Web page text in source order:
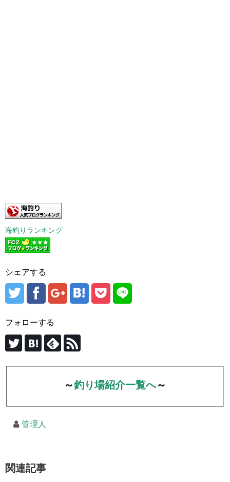
海釣りランキング
シェアする
フォローする
～釣り場紹介一覧へ～
管理人
関連記事